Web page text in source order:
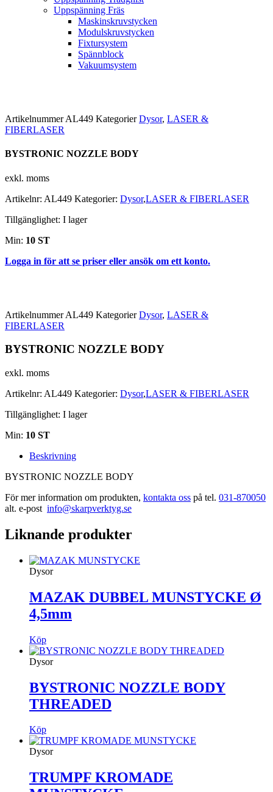
Uppspänning Fräs
Maskinskruvstycken
Modulskruvstycken
Fixtursystem
Spännblock
Vakuumsystem
ArtikelnummerAL449 Kategorier Dysor, LASER &
FIBERLASER
BYSTRONIC NOZZLE BODY
exkl. moms
Artikelnr: AL449 Kategorier: Dysor,LASER & FIBERLASER
Tillgänglighet: I lager
Min: 10 ST
Logga in för att se priser eller ansök om ett konto.
ArtikelnummerAL449 Kategorier Dysor, LASER &
FIBERLASER
BYSTRONIC NOZZLE BODY
exkl. moms
Artikelnr: AL449 Kategorier: Dysor,LASER & FIBERLASER
Tillgänglighet: I lager
Min: 10 ST
Beskrivning
BYSTRONIC NOZZLE BODY
För mer information om produkten, kontakta oss på tel. 031-870050
alt. e-post info@skarpverktyg.se
Liknande produkter
Dysor
MAZAK DUBBEL MUNSTYCKE Ø
4,5mm
Köp
Dysor
BYSTRONIC NOZZLE BODY
THREADED
Köp
Dysor
TRUMPF KROMADE